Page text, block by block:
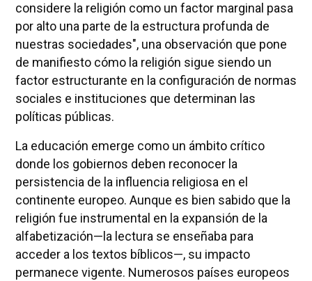
considere la religión como un factor marginal pasa
por alto una parte de la estructura profunda de
nuestras sociedades", una observación que pone
de manifiesto cómo la religión sigue siendo un
factor estructurante en la configuración de normas
sociales e instituciones que determinan las
políticas públicas.
La educación emerge como un ámbito crítico
donde los gobiernos deben reconocer la
persistencia de la influencia religiosa en el
continente europeo. Aunque es bien sabido que la
religión fue instrumental en la expansión de la
alfabetización—la lectura se enseñaba para
acceder a los textos bíblicos—, su impacto
permanece vigente. Numerosos países europeos